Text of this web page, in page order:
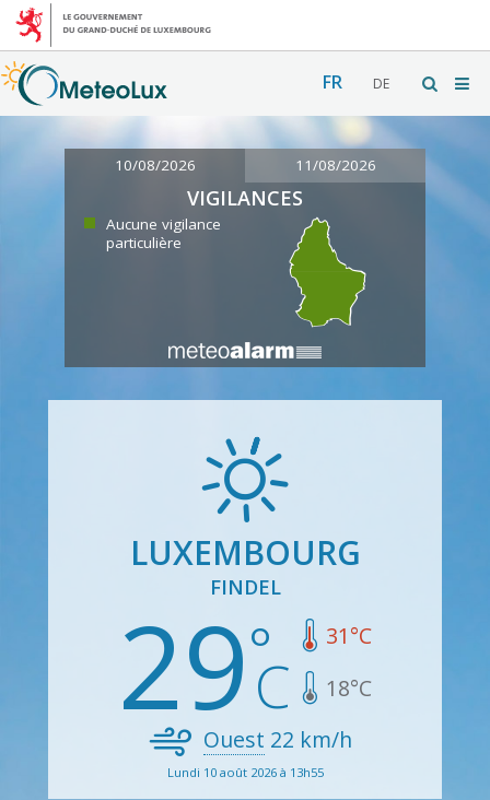
FR DE
10/08/2026 11/08/2026
VIGILANCES
Aucune vigilance
particulière
LUXEMBOURG
FINDEL
29 31°C
18°C
Ouest 22 km/h
Lundi 10 août 2026 à 13h55